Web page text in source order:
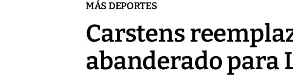
MÁS DEPORTES
Carstens
abanderado para